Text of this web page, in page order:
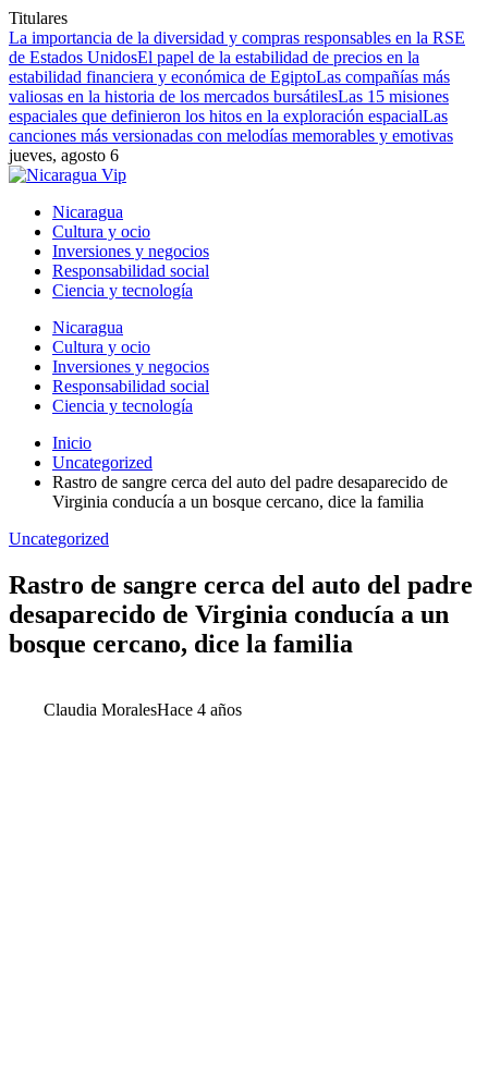
Titulares
La importancia de la diversidad y compras responsables en la RSE
de Estados UnidosEl papel de la estabilidad de precios en la
estabilidad financiera y económica de EgiptoLas compañías más
valiosas en la historia de los mercados bursátilesLas 15 misiones
espaciales que definieron los hitos en la exploración espacialLas
canciones más versionadas con melodías memorables y emotivas
jueves, agosto 6
Nicaragua
Cultura y ocio
Inversiones y negocios
Responsabilidad social
Ciencia y tecnología
Nicaragua
Cultura y ocio
Inversiones y negocios
Responsabilidad social
Ciencia y tecnología
Inicio
Uncategorized
Rastro de sangre cerca del auto del padre desaparecido de
Virginia conducía a un bosque cercano, dice la familia
Uncategorized
Rastro de sangre cerca del auto del padre
desaparecido de Virginia conducía a un
bosque cercano, dice la familia
Claudia MoralesHace 4 años